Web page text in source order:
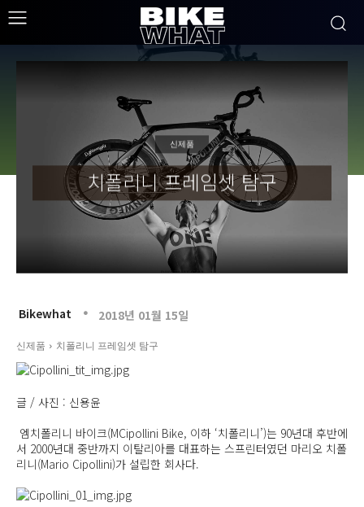
신제품
치폴리니 프레임셋 탐구
Bikewhat 2018년 01월 15일
신제품 치폴리니 프레임셋 탐구
글 / 사진 : 신용윤
엠치폴리니 바이크(MCipollini Bike, 이하 ‘치폴리니’)는 90년대 후반에
서 2000년대 중반까지 이탈리아를 대표하는 스프린터였던 마리오 치폴
리니(Mario Cipollini)가 설립한 회사다.